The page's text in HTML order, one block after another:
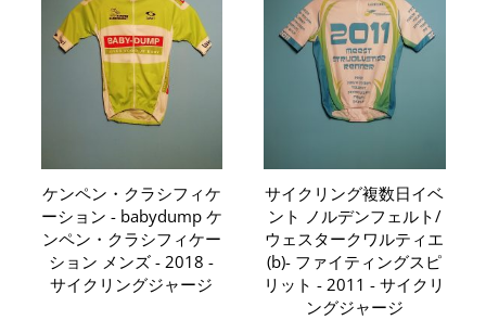
ケンペン・クラシフィケ
ーション - babydump ケ
ンペン・クラシフィケー
ション メンズ - 2018 -
サイクリングジャージ
サイクリング複数日イベ
ント ノルデンフェルト/
ウェスタークワルティエ
(b)- ファイティングスピ
リット - 2011 - サイクリ
ングジャージ